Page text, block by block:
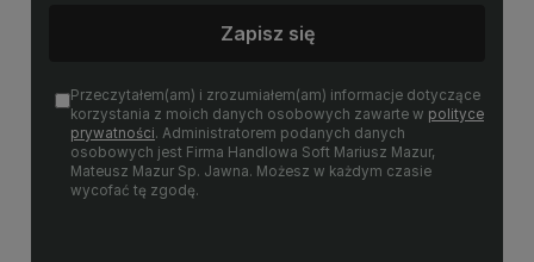
Zapisz się
Przeczytałem(am) i zrozumiałem(am) informacje dotyczące
korzystania z moich danych osobowych zawarte w polityce
prywatności. Administratorem podanych danych
osobowych jest Firma Handlowa Soft Mariusz Mazur,
Mateusz Mazur Sp. Jawna. Możesz w każdym czasie
wycofać tę zgodę.